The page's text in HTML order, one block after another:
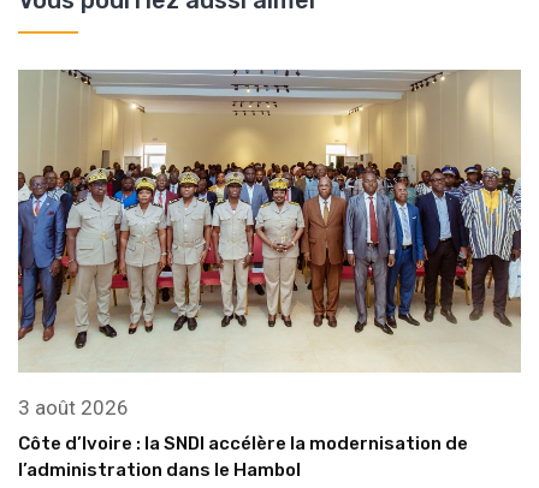
3 août 2026
Côte d’Ivoire : la SNDI accélère la modernisation de
l’administration dans le Hambol